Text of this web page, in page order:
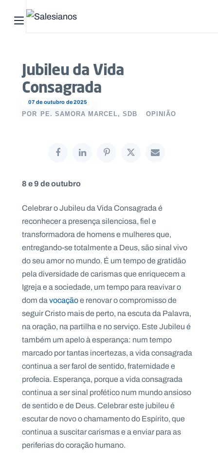
Abrir menu principal
07 de outubro de 2025
Jubileu da Vida
Consagrada
POR PE. SAMORA MARCEL, SDB OPINIÃO
8 e 9 de outubro
Celebrar o Jubileu da Vida Consagrada é
reconhecer a presença silenciosa, fiel e
transformadora de homens e mulheres que,
entregando-se totalmente a Deus, são sinal vivo
do seu amor no mundo. É um tempo de gratidão
pela diversidade de carismas que enriquecem a
Igreja e a sociedade, um tempo para reavivar o
dom davocaçãoe renovar o compromisso de
seguir Cristo mais de perto, na escuta da Palavra,
na oração, na partilha e no serviço. Este Jubileu é
também um apelo à esperança: num tempo
marcado por tantas incertezas, a vida consagrada
continua a ser farol de sentido, fraternidade e
profecia. Esperança, porque a vida consagrada
continua a ser sinal profético num mundo ansioso
de sentido e de Deus. Celebrar este jubileu é
escutar de novo o chamamento do Espírito, que
continua a suscitar carismas e a enviar para as
periferias do coração humano.
Início
Quem
somos
que
Recursos
Notícias
O
T
L
N
A
C
I
O
A
S
a
l
e
s
i
a
n
o
s
.
p